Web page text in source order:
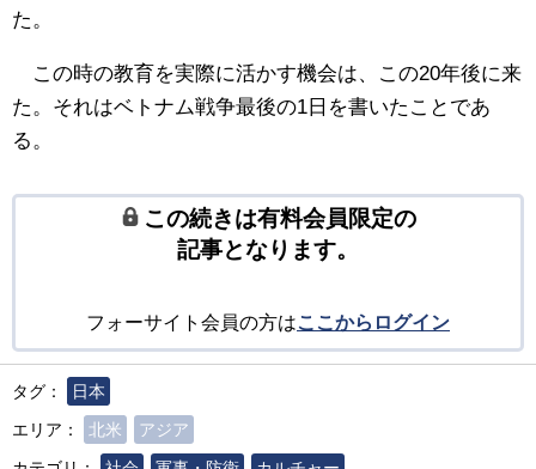
た。
この時の教育を実際に活かす機会は、この20年後に来
た。それはベトナム戦争最後の1日を書いたことであ
る。
この続きは有料会員限定の
記事となります。
フォーサイト会員の方はここからログイン
タグ：
日本
エリア：
北米
アジア